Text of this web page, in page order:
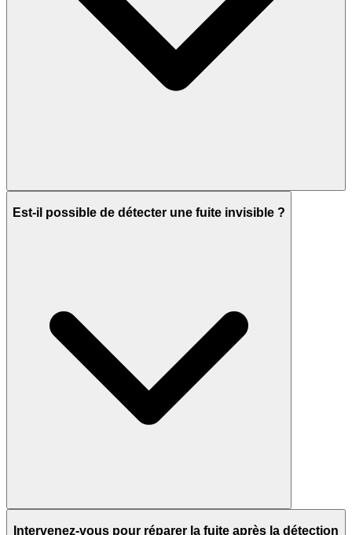
Est-il possible de détecter une fuite invisible ?
Intervenez-vous pour réparer la fuite après la détection